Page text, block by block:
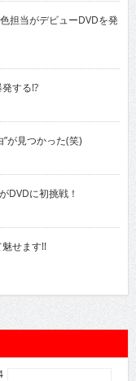
担当がデビューDVDを発
する!?
が見つかった(笑)
DVDに初挑戦！
せます!!